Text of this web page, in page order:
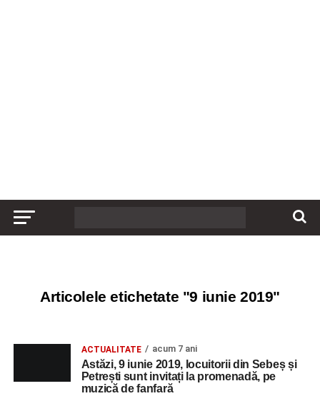
Articolele etichetate "9 iunie 2019"
ACTUALITATE acum 7 ani
Astăzi, 9 iunie 2019, locuitorii din Sebeș și
Petrești sunt invitați la promenadă, pe
muzică de fanfară